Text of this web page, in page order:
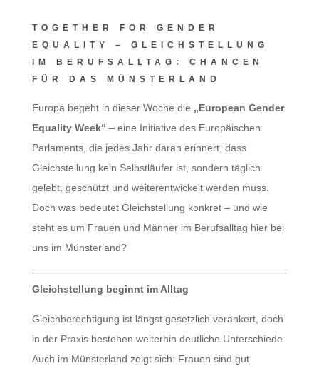
TOGETHER FOR GENDER
EQUALITY – GLEICHSTELLUNG
IM BERUFSALLTAG: CHANCEN
FÜR DAS MÜNSTERLAND
Europa begeht in dieser Woche die „European Gender
Equality Week“ – eine Initiative des Europäischen
Parlaments, die jedes Jahr daran erinnert, dass
Gleichstellung kein Selbstläufer ist, sondern täglich
gelebt, geschützt und weiterentwickelt werden muss.
Doch was bedeutet Gleichstellung konkret – und wie
steht es um Frauen und Männer im Berufsalltag hier bei
uns im Münsterland?
Gleichstellung beginnt im Alltag
Gleichberechtigung ist längst gesetzlich verankert, doch
in der Praxis bestehen weiterhin deutliche Unterschiede.
Auch im Münsterland zeigt sich: Frauen sind gut